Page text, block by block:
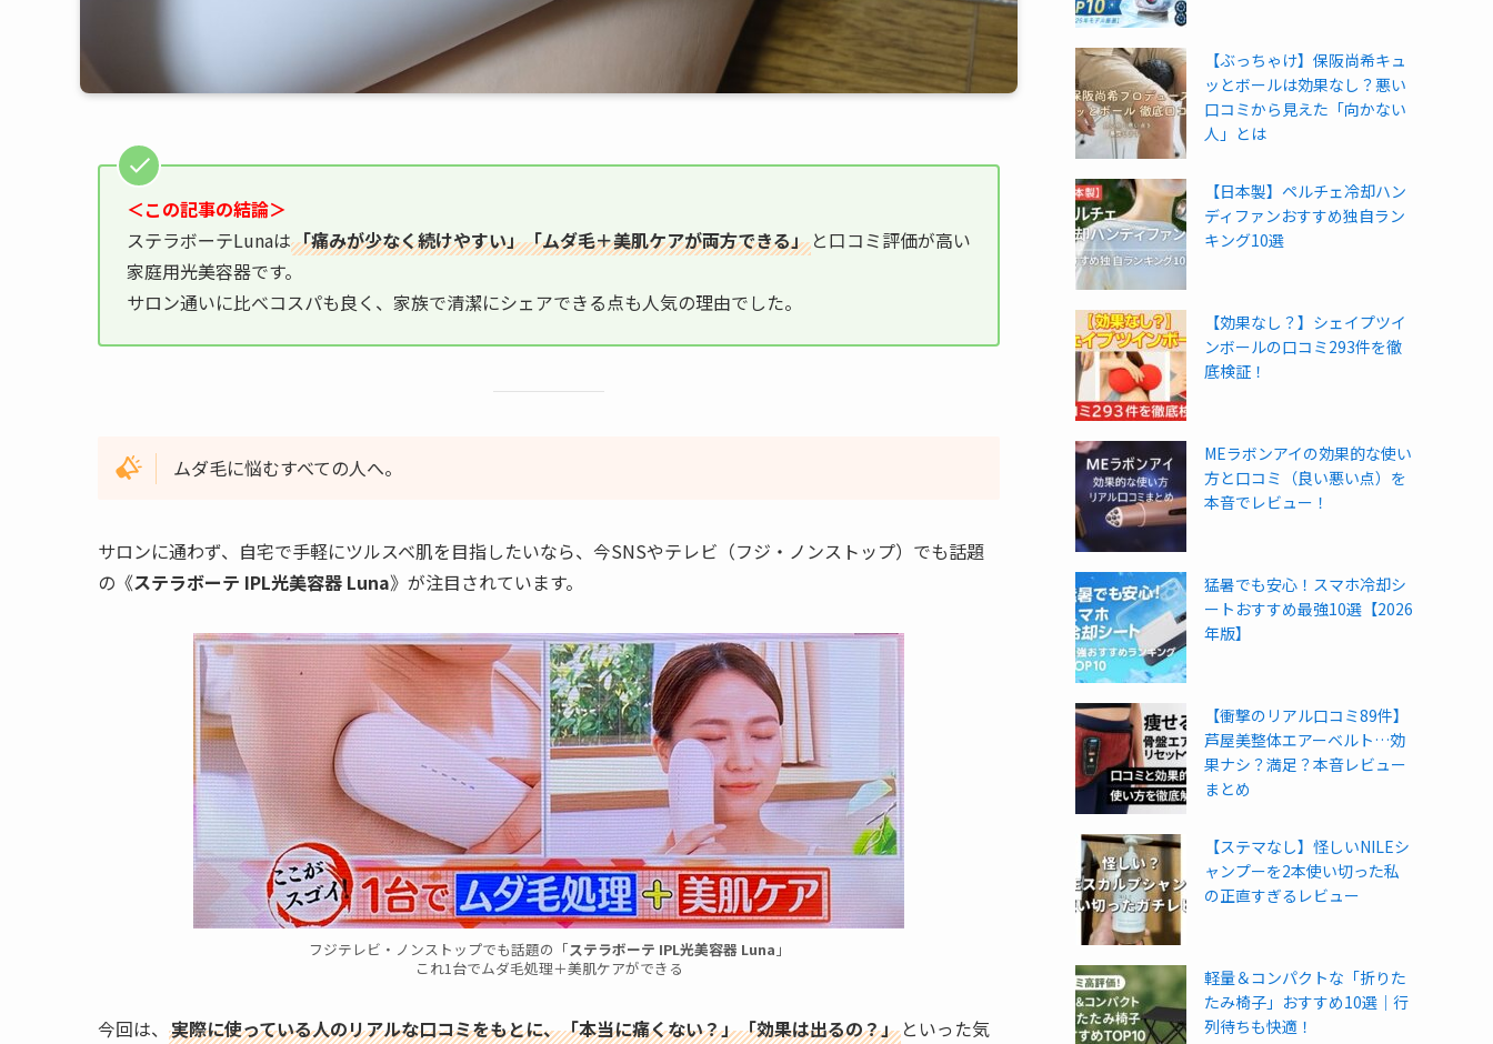
＜この記事の結論＞
ステラボーテLunaは「痛みが少なく続けやすい」「ムダ毛＋美肌ケアが両方できる」 と口コミ評価が高い
家庭用光美容器です。
サロン通いに比べコスパも良く、家族で清潔にシェアできる点も人気の理由でした。
ムダ毛に悩むすべての人へ。
サロンに通わず、自宅で手軽にツルスベ肌を目指したいなら、今SNSやテレビ（フジ・ノンストップ）でも話題
の《ステラボーテ IPL光美容器 Luna》が注目されています。
フジテレビ・ノンストップでも話題の「ステラボーテ IPL光美容器 Luna 」
これ1台でムダ毛処理＋美肌ケアができる
今回は、 実際に使っている人のリアルな口コミをもとに、「本当に痛くない？」「効果は出るの？」 といった気
【ぶっちゃけ】保阪尚希キュ
ッとボールは効果なし？悪い
口コミから見えた「向かない
人」とは
【日本製】ペルチェ冷却ハン
ディファンおすすめ独自ラン
キング10選
【効果なし？】シェイプツイ
ンボールの口コミ293件を徹
底検証！
MEラボンアイの効果的な使い
方と口コミ（良い悪い点）を
本音でレビュー！
猛暑でも安心！スマホ冷却シ
ートおすすめ最強10選【2026
年版】
【衝撃のリアル口コミ89件】
芦屋美整体エアーベルト…効
果ナシ？満足？本音レビュー
まとめ
【ステマなし】怪しいNILEシ
ャンプーを2本使い切った私
の正直すぎるレビュー
軽量＆コンパクトな「折りた
たみ椅子」おすすめ10選｜行
列待ちも快適！